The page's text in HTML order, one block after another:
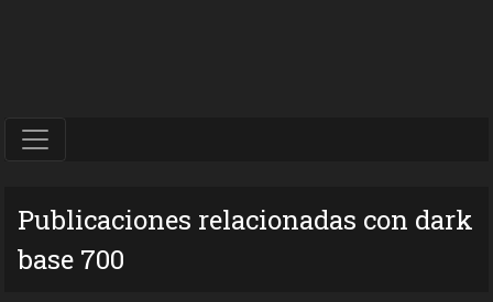
Publicaciones relacionadas con dark
base 700